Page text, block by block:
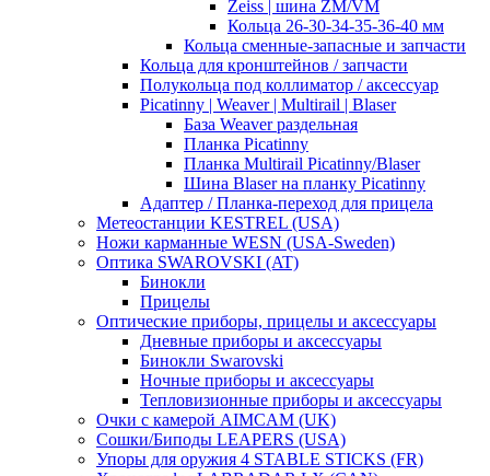
Zeiss | шина ZM/VM
Кольца 26-30-34-35-36-40 мм
Кольца сменные-запасные и запчасти
Кольца для кронштейнов / запчасти
Полукольца под коллиматор / аксессуар
Picatinny | Weaver | Multirail | Blaser
База Weaver раздельная
Планка Picatinny
Планка Multirail Picatinny/Blaser
Шина Blaser на планку Picatinny
Адаптер / Планка-переход для прицела
Метеостанции KESTREL (USA)
Ножи карманные WESN (USA-Sweden)
Оптика SWAROVSKI (AT)
Бинокли
Прицелы
Оптические приборы, прицелы и аксессуары
Дневные приборы и аксессуары
Бинокли Swarovski
Ночные приборы и аксессуары
Тепловизионные приборы и аксессуары
Очки с камерой AIMCAM (UK)
Сошки/Биподы LEAPERS (USA)
Упоры для оружия 4 STABLE STICKS (FR)